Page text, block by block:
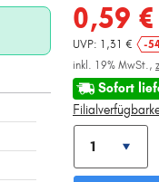
0,59 €
UVP: 1,31 €
-
inkl. 19% MwSt.,
Sofort